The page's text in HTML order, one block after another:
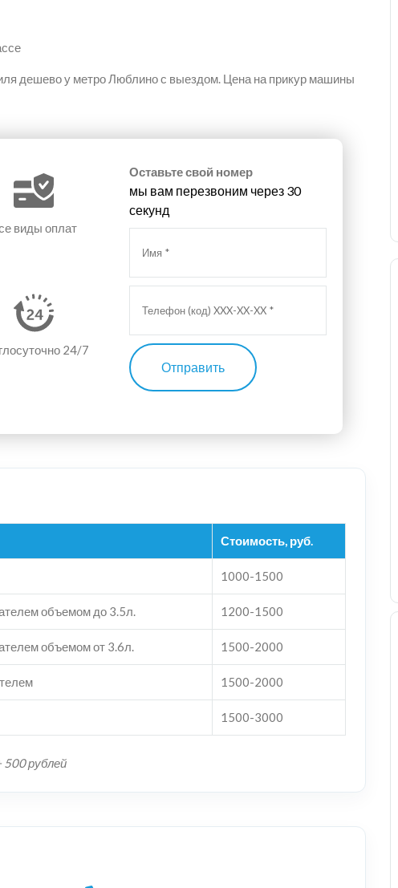
дешево у метро Люблино с выездом. Цена на прикур машины
виды оплат
24/7
Оставьте свой номер
мы вам перезвоним через 30
секунд
Отправить
Стоимость, руб.
1000-1500
объемом до 3.5л. 1200-1500
объемом от 3.6л. 1500-2000
1500-2000
1500-3000
500 рублей